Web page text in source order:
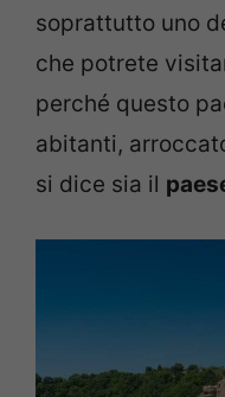
soprattutto uno
che potrete
perché questo
abitanti,
si dice sia il